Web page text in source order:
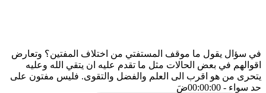
في سؤال يقول ما موقف المستفتي من اختلاف المفتين؟ وتعارض
اقوالهم في بعض الحالات مثل ما تقدم عليه ان يتقي الله وعليه
يتحرى من هو اقرب الى العلم والفضل والتقوى. فليس مفتون على
حد سواء - 00:00:00 ضَ